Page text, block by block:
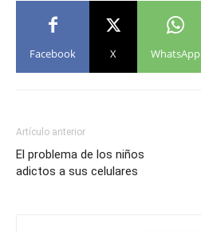
Facebook X WhatsApp
Artículo anterior
El problema de los niños
adictos a sus celulares